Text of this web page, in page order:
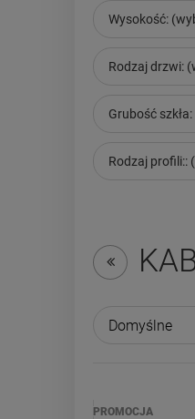
Wysokość:
Rodzaj drzwi:
Grubość
Rodzaj profili::
PROMOCJA